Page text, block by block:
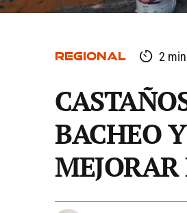
REGIONAL 2
BACHEO